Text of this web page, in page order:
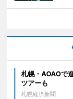
札幌・AOAOで
ツアーも
札幌経済新聞